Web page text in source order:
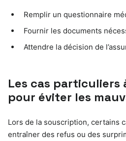
Remplir un questionnaire
Fournir les documents
Attendre la décision de
Les cas particuliers
pour éviter les
Lors de la souscription, certains
entraîner des refus ou des